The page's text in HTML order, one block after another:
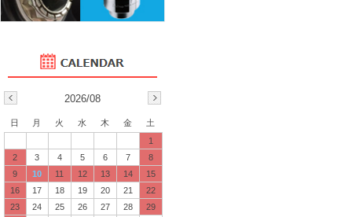
2026/08
日 月 火 水 木 金
土
1
2
3 4 5 6 7
8
9
10 11 12 13 14
15
16
17 18 19 20 21
22
23
24 25 26 27 28
29